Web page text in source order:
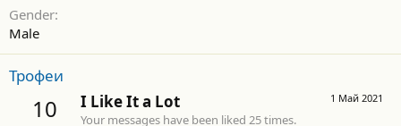
Gender
Male
Трофеи
10 1 Май 2021
I Like It a Lot
Your messages have been liked 25 times.